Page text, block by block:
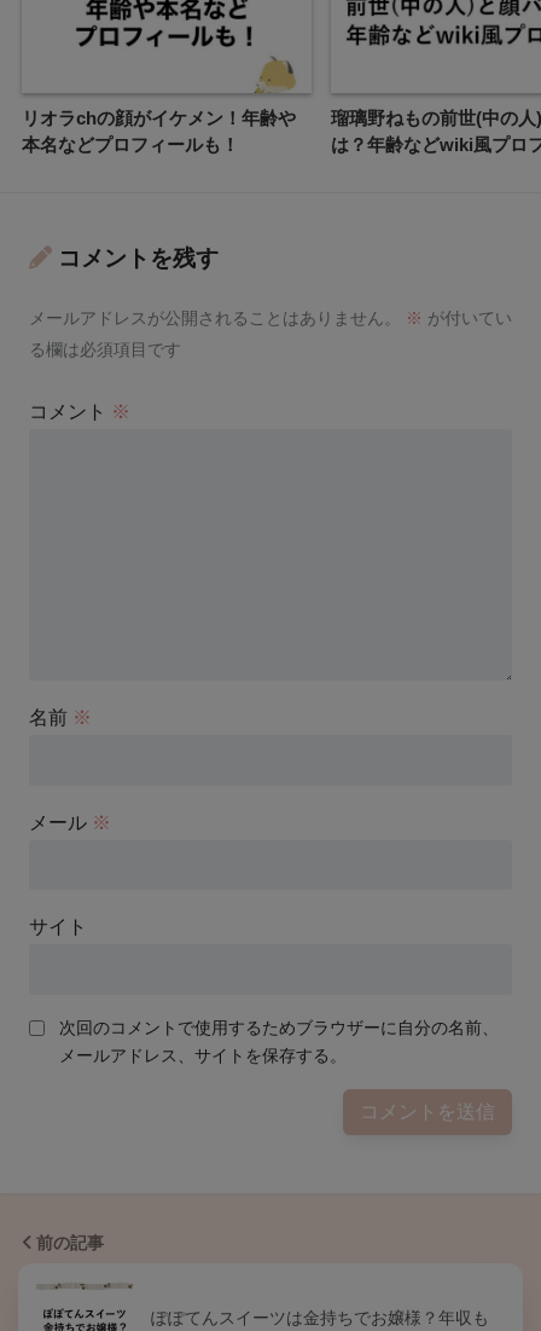
リオラchの顔がイケメン！年齢や
本名などプロフィールも！
瑠璃野ねもの前世(中の
は？年齢などwiki風プロ
コメントを残す
メールアドレスが公開されることはありません。 ※ が付いてい
る欄は必須項目です
コメント ※
名前 ※
メール ※
サイト
次回のコメントで使用するためブラウザーに自分の名前、
メールアドレス、サイトを保存する。
前の記事
ぽぽてんスイーツは金持ちでお嬢様？年収も